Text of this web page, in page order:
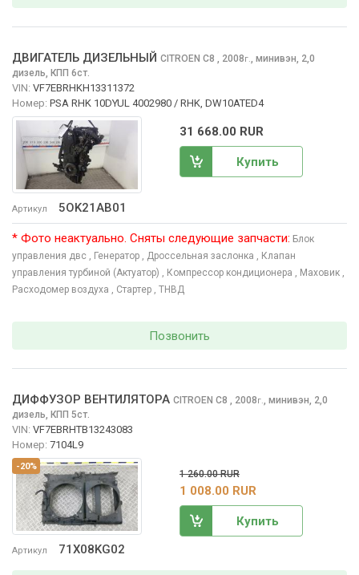
Артикул 5OK21AB01
ДВИГАТЕЛЬ ДИЗЕЛЬНЫЙ CITROEN C8 , 2008г., минивэн, 2,0
дизель, КПП 6ст.
VIN: VF7EBRHKH13311372
Номер: PSA RHK 10DYUL 4002980 / RHK, DW10ATED4
31 668.00 RUR
Купить
* Фото неактуально. Сняты следующие запчасти: Блок
управления двс , Генератор , Дроссельная заслонка , Клапан
управления турбиной (Актуатор) , Компрессор кондиционера , Маховик ,
Расходомер воздуха , Стартер , ТНВД
Позвонить
-20%
Артикул 71X08KG02
ДИФФУЗОР ВЕНТИЛЯТОРА CITROEN C8 , 2008г., минивэн, 2,0
дизель, КПП 5ст.
VIN: VF7EBRHTB13243083
Номер: 7104L9
1 260.00 RUR
1 008.00 RUR
Купить